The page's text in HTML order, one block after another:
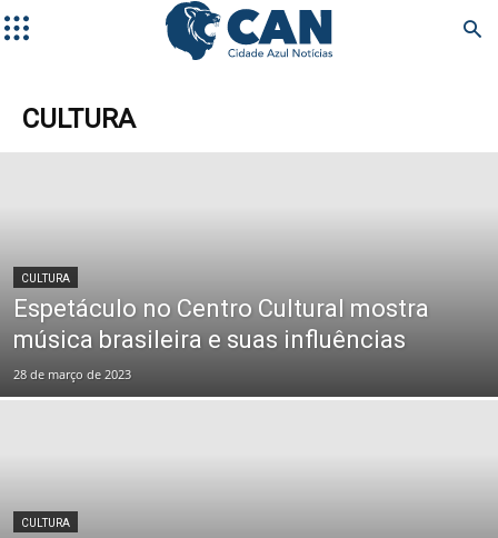
CULTURA
CULTURA
Espetáculo no Centro Cultural mostra
música brasileira e suas influências
28 de março de 2023
CULTURA